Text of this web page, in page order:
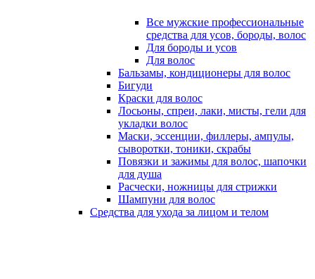
Все мужские профессиональные
средства для усов, бороды, волос
Для бороды и усов
Для волос
Бальзамы, кондиционеры для волос
Бигуди
Краски для волос
Лосьоны, спреи, лаки, мисты, гели для
укладки волос
Маски, эссенции, филлеры, ампулы,
сыворотки, тоники, скрабы
Повязки и зажимы для волос, шапочки
для душа
Расчески, ножницы для стрижки
Шампуни для волос
Средства для ухода за лицом и телом